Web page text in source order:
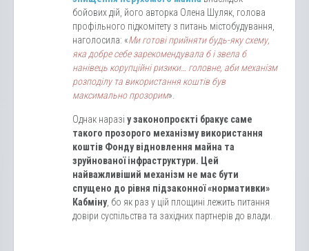
бойових дій, його авторка Олена Шуляк, голова
профільного підкомітету з питань містобудування,
наголосила: «Ми готові прийняти будь-яку схему,
яка добре себе зарекомендувала б і звела б
нанівець корупційні ризики… головне, аби механізм
розподілу та використання коштів був
максимально прозорим».
Однак наразі у законопроєкті бракує саме
такого прозорого механізму використання
коштів Фонду відновлення майна та
зруйнованої інфраструктури. Цей
найважливіший механізм не має бути
спущено до рівня підзаконної «нормативки»
Кабміну, бо як раз у цій площині лежить питання
довіри суспільства та західних партнерів до влади.